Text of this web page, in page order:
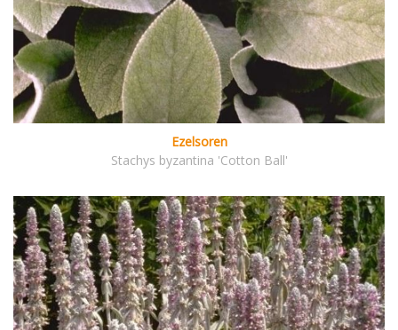
Ezelsoren
Stachys byzantina 'Cotton Ball'